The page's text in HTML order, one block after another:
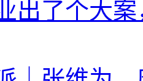
出了个大